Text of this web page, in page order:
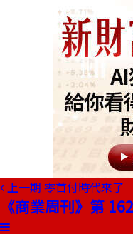
上一期 零首付時代來了
《商業周刊》第